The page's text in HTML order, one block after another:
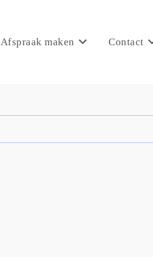
Afspraak maken Contact